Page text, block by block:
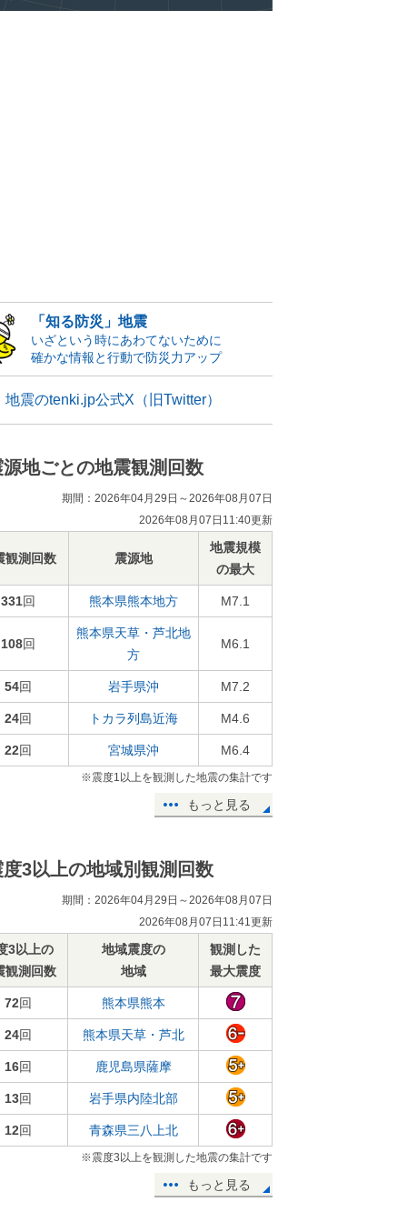
「知る防災」地震
いざという時にあわてないために
確かな情報と行動で防災力アップ
地震のtenki.jp公式X（旧Twitter）
源地ごとの地震観測回数
期間：2026年04月29日～2026年08月07日
2026年08月07日11:40更新
観測回数 震源地
地震規模
の最大
331回 熊本県熊本地方 M7.1
108回
熊本県天草・芦北地
方
M6.1
54回 岩手県沖 M7.2
24回 トカラ列島近海 M4.6
22回 宮城県沖 M6.4
※震度1以上を観測した地震の集計です
もっと見る
度3以上の地域別観測回数
期間：2026年04月29日～2026年08月07日
2026年08月07日11:41更新
3以上の
観測回数
地域震度の
地域
観測した
最大震度
72回 熊本県熊本
24回 熊本県天草・芦北
16回 鹿児島県薩摩
13回 岩手県内陸北部
12回 青森県三八上北
※震度3以上を観測した地震の集計です
もっと見る